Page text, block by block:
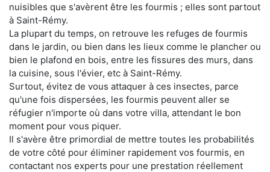
nuisibles que s'avèrent être les fourmis ; elles sont partout
à Saint-Rémy.
La plupart du temps, on retrouve les refuges de fourmis
dans le jardin, ou bien dans les lieux comme le plancher ou
bien le plafond en bois, entre les fissures des murs, dans
la cuisine, sous l'évier, etc à Saint-Rémy.
Surtout, évitez de vous attaquer à ces insectes, parce
qu'une fois dispersées, les fourmis peuvent aller se
réfugier n'importe où dans votre villa, attendant le bon
moment pour vous piquer.
Il s'avère être primordial de mettre toutes les probabilités
de votre côté pour éliminer rapidement vos fourmis, en
contactant nos experts pour une prestation réellement